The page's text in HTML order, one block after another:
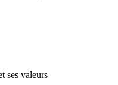
ses valeurs